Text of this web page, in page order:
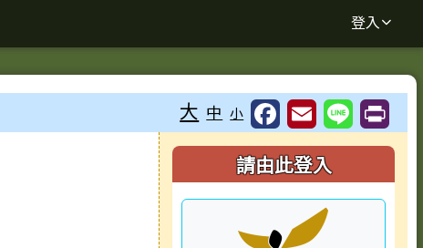
登入
⏸
大 中 小
右邊區域內容
請由此登入